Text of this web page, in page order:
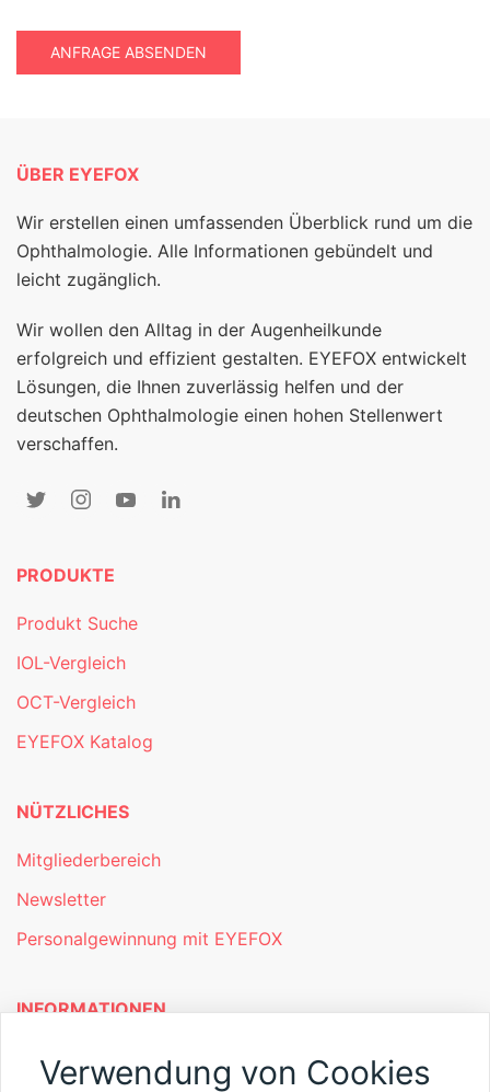
ANFRAGE ABSENDEN
ÜBER EYEFOX
Wir erstellen einen umfassenden Überblick rund um die
Ophthalmologie. Alle Informationen gebündelt und
leicht zugänglich.
Wir wollen den Alltag in der Augenheilkunde
erfolgreich und effizient gestalten. EYEFOX entwickelt
Lösungen, die Ihnen zuverlässig helfen und der
deutschen Ophthalmologie einen hohen Stellenwert
verschaffen.
PRODUKTE
Produkt Suche
IOL-Vergleich
OCT-Vergleich
EYEFOX Katalog
NÜTZLICHES
Mitgliederbereich
Newsletter
Personalgewinnung mit EYEFOX
INFORMATIONEN
Was ist EYEFOX – Ihre Möglichkeiten
Verwendung von Cookies